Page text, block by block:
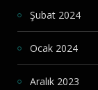
Şubat 2024
Ocak 2024
Aralık 2023